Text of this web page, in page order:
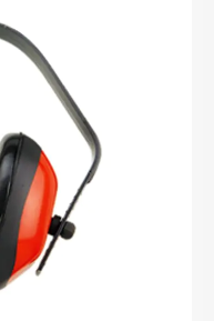
lungă de timp, căștile
protecția
auzului cauzate de
și circulația
urechilor cauzată
evita transpirația excesivă